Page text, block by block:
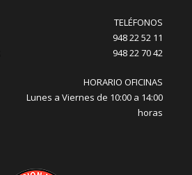
TELÉFONOS
948 22 52 11
948 22 70 42
HORARIO OFICINAS
Lunes a Viernes de 10:00 a 14:00
horas